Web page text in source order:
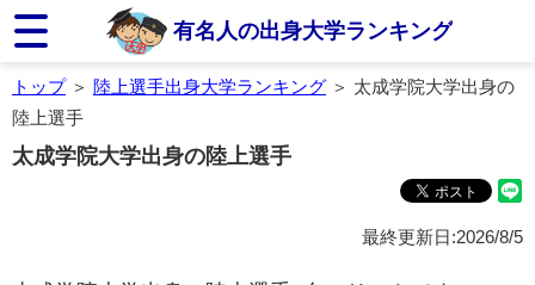
有名人の出身大学ランキング
トップ＞ 陸上選手出身大学ランキング ＞ 太成学院大学出身の
陸上選手
太成学院大学出身の陸上選手
最終更新日:2026/8/5